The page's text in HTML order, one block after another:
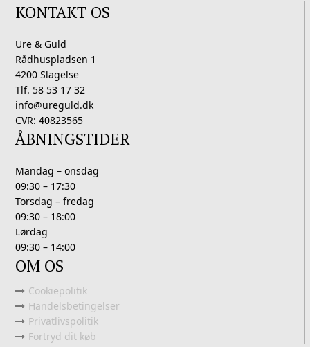
KONTAKT OS
Ure & Guld
Rådhuspladsen 1
4200 Slagelse
Tlf. 58 53 17 32
info@ureguld.dk
CVR: 40823565
ÅBNINGSTIDER
Mandag – onsdag
09:30 – 17:30
Torsdag – fredag
09:30 – 18:00
Lørdag
09:30 – 14:00
OM OS
Cookiepolitik
Handelsbetingelser
Privatlivspolitik
Fortryd dit køb